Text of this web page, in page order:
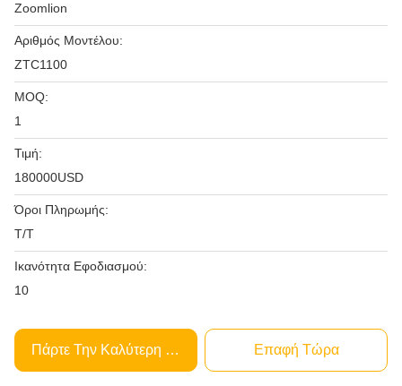
Zoomlion
Αριθμός Μοντέλου:
ZTC1100
MOQ:
1
Τιμή:
180000USD
Όροι Πληρωμής:
Τ/Τ
Ικανότητα Εφοδιασμού:
10
Πάρτε Την Καλύτερη Τιμή Επαφή Τώρα